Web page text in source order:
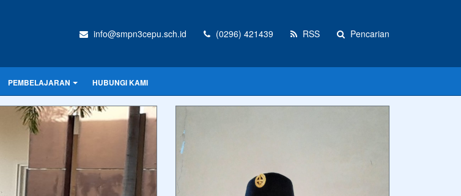
info@smpn3cepu.sch.id (0296) 421439 RSS Pencarian
PEMBELAJARAN HUBUNGI KAMI